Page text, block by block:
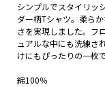
シンプルでスタイリッ
ダー柄Tシャツ。柔ら
さを実現しました。フ
ュアルな中にも洗練さ
けにもぴったりの一枚で
綿100％